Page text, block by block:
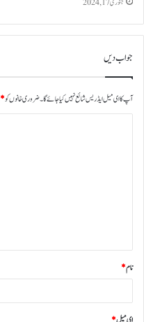
جنوری 17, 2024
جواب دیں
آپ کا ای میل ایڈریس شائع نہیں کیا جائے گا۔ضروری خانوں کو*
نام*